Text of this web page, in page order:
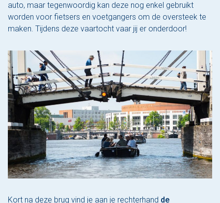
auto, maar tegenwoordig kan deze nog enkel gebruikt
worden voor fietsers en voetgangers om de oversteek te
maken. Tijdens deze vaartocht vaar jij er onderdoor!
Kort na deze brug vind je aan je rechterhand de